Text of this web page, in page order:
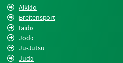
Aikido
Breitensport
Iaido
Jodo
Ju-Jutsu
Judo